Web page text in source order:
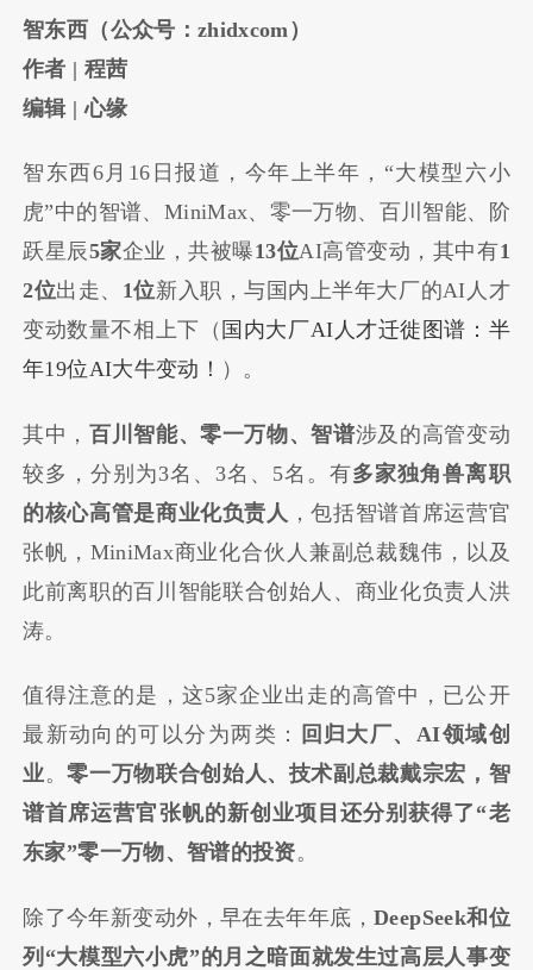
智东西（公众号：zhidxcom）
作者 | 程茜
编辑 | 心缘
智东西6月16日报道，今年上半年，“大模型六小
虎”中的智谱、MiniMax、零一万物、百川智能、阶
跃星辰5家企业，共被曝13位AI高管变动，其中有1
2位出走、 1位新入职，与国内上半年大厂的AI人才
变动数量不相上下（ 国内大厂AI人才迁徙图谱：半
年19位AI大牛变动！ ）。
其中，百川智能、零一万物、智谱涉及的高管变动
较多，分别为3名、3名、5名。有多家独角兽离职
的核心高管是商业化负责人 ，包括智谱首席运营官
张帆，MiniMax商业化合伙人兼副总裁魏伟，以及
此前离职的百川智能联合创始人、商业化负责人洪
涛。
值得注意的是，这5家企业出走的高管中，已公开
最新动向的可以分为两类：
回归大厂、AI领域创
业。零一万物联合创始人、技术副总裁戴宗宏，智
谱首席运营官张帆的新创业项目还分别获得了“老
东家”零一万物、智谱的投资。
除了今年新变动外，早在去年年底，DeepSeek和位
列“大模型六小虎”的月之暗面就发生过高层人事变